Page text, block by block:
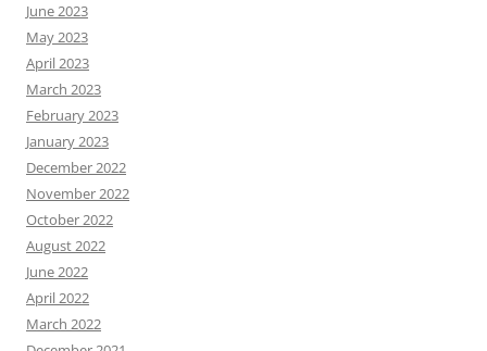
June 2023
May 2023
April 2023
March 2023
February 2023
January 2023
December 2022
November 2022
October 2022
August 2022
June 2022
April 2022
March 2022